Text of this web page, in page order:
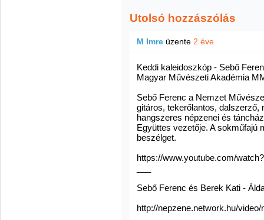
Utolsó hozzászólás
M Imre üzente 2 éve
Keddi kaleidoszkóp - Sebő
Magyar Művészeti Akadémia
Sebő Ferenc a Nemzet
gitáros, tekerőlantos,
hangszeres népzenei és
Együttes vezetője. A sokműfajú
beszélget.
https://www.youtube.com/
Sebő Ferenc és Berek Kati -
http://nepzene.network.hu/